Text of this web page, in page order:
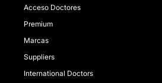
Acceso Doctores
Premium
Marcas
Suppliers
International Doctors